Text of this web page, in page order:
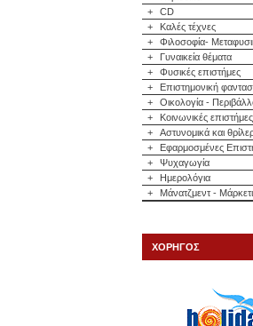
+
CD
+
Καλές τέχνες
+
Φιλοσοφία-
+
Γυναικεία θέματα
+
Φυσικές επιστήμες
+
Επιστημονική
+
Οικολογία -
+
Κοινωνικές επιστήμες
+
Αστυνομικά και
+
Εφαρμοσμένες
+
Ψυχαγωγία
+
Ημερολόγια
+
Μάνατζμεντ -
ΧΟΡΗΓΟΣ